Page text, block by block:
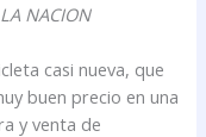
NACION
casi nueva, que
buen precio en una
y venta de